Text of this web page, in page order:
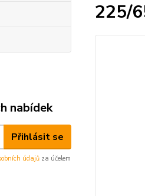
nabídek
Přihlásit se
údajů za účelem
225/